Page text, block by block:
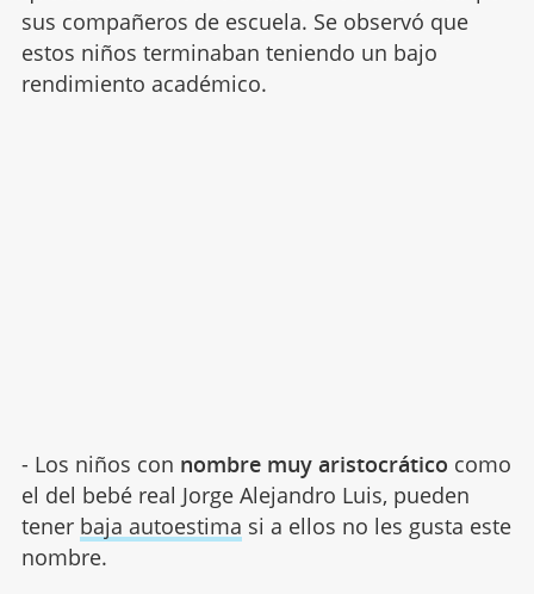
sus compañeros de escuela. Se observó que
estos niños terminaban teniendo un bajo
rendimiento académico.
- Los niños con nombre muy aristocrático como
el del bebé real Jorge Alejandro Luis, pueden
tener baja autoestima si a ellos no les gusta este
nombre.